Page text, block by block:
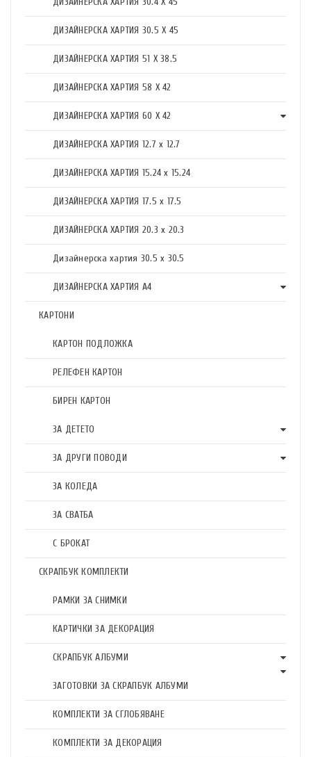
ДИЗАЙНЕРСКА ХАРТИЯ 30.5 X 45
ДИЗАЙНЕРСКА ХАРТИЯ 51 X 38.5
ДИЗАЙНЕРСКА ХАРТИЯ 58 X 42
ДИЗАЙНЕРСКА ХАРТИЯ 60 X 42
ДИЗАЙНЕРСКА ХАРТИЯ 12.7 x 12.7
ДИЗАЙНЕРСКА ХАРТИЯ 15.24 x 15.24
ДИЗАЙНЕРСКА ХАРТИЯ 17.5 х 17.5
ДИЗАЙНЕРСКА ХАРТИЯ 20.3 х 20.3
Дизайнерска хартия 30.5 х 30.5
ДИЗАЙНЕРСКА ХАРТИЯ А4
КАРТОНИ
КАРТОН ПОДЛОЖКА
РЕЛЕФЕН КАРТОН
БИРЕН КАРТОН
ЗА ДЕТЕТО
ЗА ДРУГИ ПОВОДИ
ЗА КОЛЕДА
ЗА СВАТБА
С БРОКАТ
СКРАПБУК КОМПЛЕКТИ
РАМКИ ЗА СНИМКИ
КАРТИЧКИ ЗА ДЕКОРАЦИЯ
СКРАПБУК АЛБУМИ
ЗАГОТОВКИ ЗА СКРАПБУК АЛБУМИ
КОМПЛЕКТИ ЗА СГЛОБЯВАНЕ
КОМПЛЕКТИ ЗА ДЕКОРАЦИЯ